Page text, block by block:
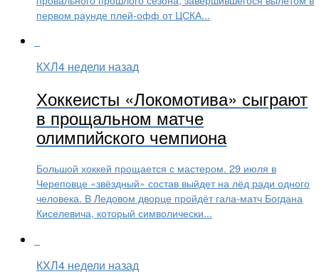
первом раунде плей-офф от ЦСКА...
КХЛ4 недели назад
Хоккеисты «Локомотива» сыграют
в прощальном матче
олимпийского чемпиона
Большой хоккей прощается с мастером. 29 июля в
Череповце «звёздный» состав выйдет на лёд ради одного
человека. В Ледовом дворце пройдёт гала-матч Богдана
Киселевича, который символически...
КХЛ4 недели назад